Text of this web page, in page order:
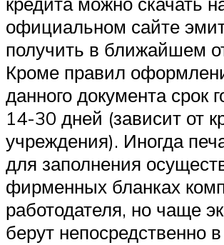
официальном сайте
получить в ближайшем
Кроме правил
данного документа срок
14-30 дней (зависит от
учреждения). Иногда
для заполнения
фирменных бланках
работодателя, но чаще
берут непосредственно